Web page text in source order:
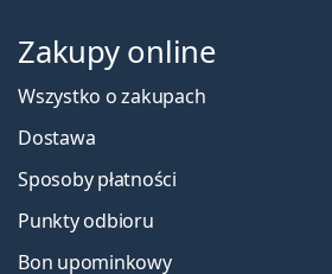
Zakupy online
Wszystko o zakupach
Dostawa
Sposoby płatności
Punkty odbioru
Bon upominkowy